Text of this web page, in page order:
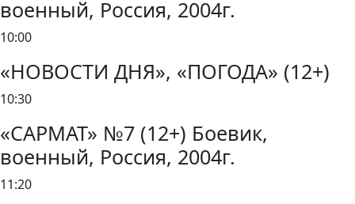
военный, Россия, 2004г.
10:00
«НОВОСТИ ДНЯ», «ПОГОДА» (12+)
10:30
«САРМАТ» №7 (12+) Боевик,
военный, Россия, 2004г.
11:20